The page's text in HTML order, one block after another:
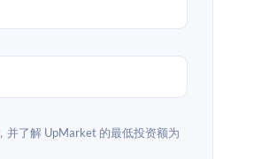
，并了解 UpMarket 的最低投资额为